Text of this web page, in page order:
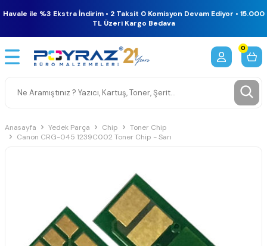
Havale ile %3 Ekstra İndirim • 2 Taksit 0 Komisyon Devam Ediyor • 15.000
TL Üzeri Kargo Bedava
0
Anasayfa Yedek Parça Chip
Toner Chip
Canon CRG-045 1239C002 Toner Chip - Sarı